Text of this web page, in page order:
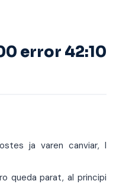
error 42:10
ja varen canviar, l
queda parat, al principi